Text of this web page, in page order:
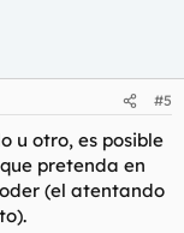
#5
u otro, es posible
pretenda en
(el atentando